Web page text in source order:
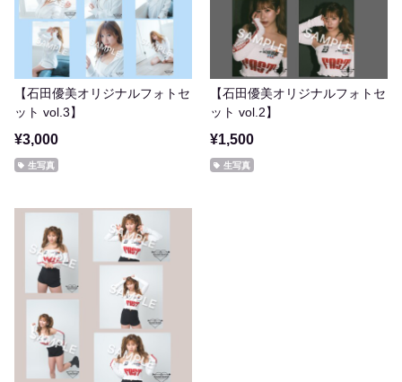
【石田優美オリジナルフォトセ
ット vol.3】
¥3,000
生写真
【石田優美オリジナルフォトセ
ット vol.2】
¥1,500
生写真